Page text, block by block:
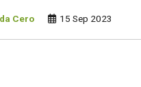
Cero 15 Sep 2023